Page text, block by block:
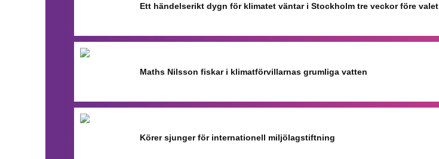
Ett händelserikt dygn för klimatet väntar i Stockholm tre veckor före valet
Maths Nilsson fiskar i klimatförvillarnas grumliga vatten
Körer sjunger för internationell miljölagstiftning